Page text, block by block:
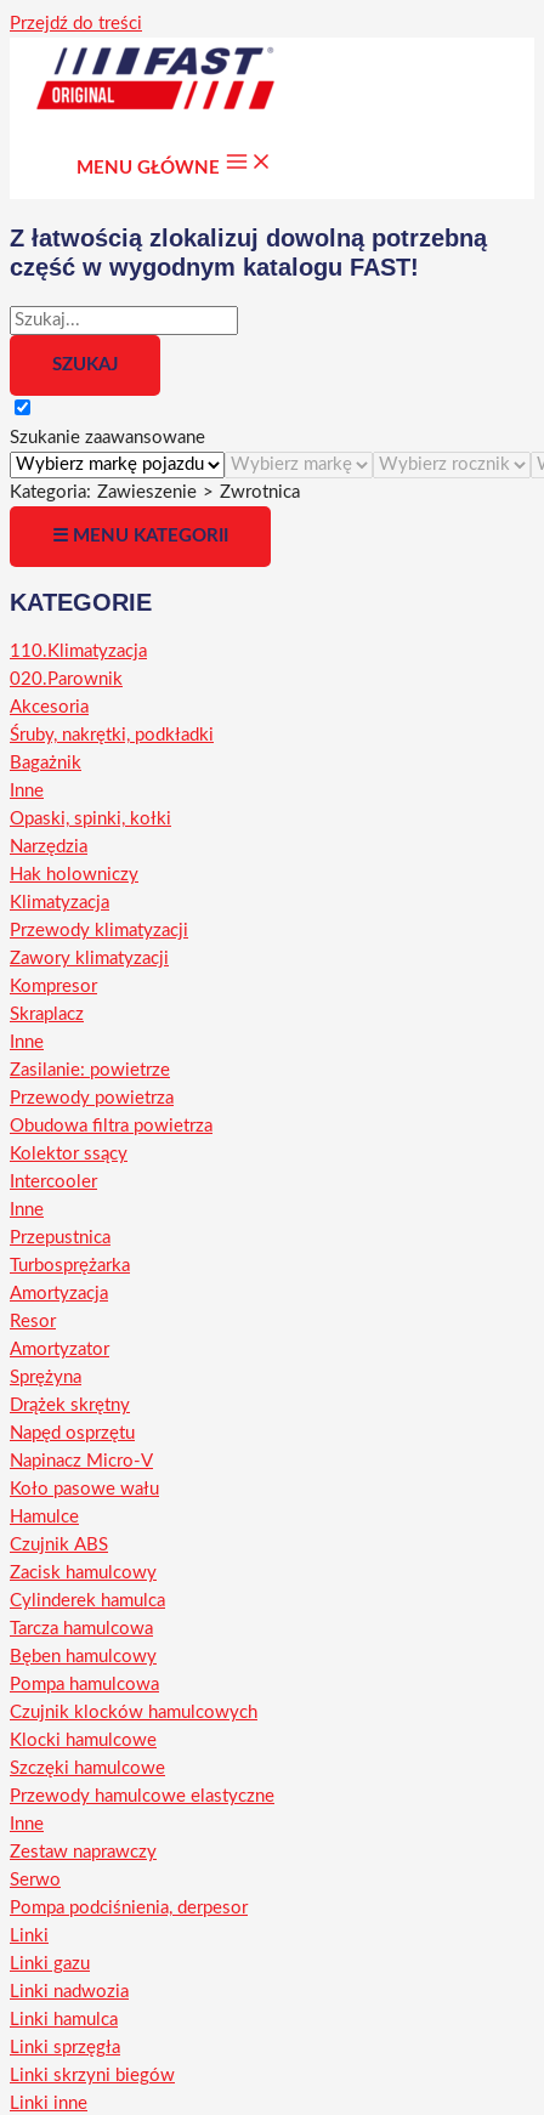
Przejdź do treści
MENU GŁÓWNE
Z łatwością zlokalizuj dowolną potrzebną
część w wygodnym katalogu FAST!
Szukanie zaawansowane
Kategoria: Zawieszenie > Zwrotnica
☰ MENU KATEGORII
KATEGORIE
110.Klimatyzacja
020.Parownik
Akcesoria
Śruby, nakrętki, podkładki
Bagażnik
Inne
Opaski, spinki, kołki
Narzędzia
Hak holowniczy
Klimatyzacja
Przewody klimatyzacji
Zawory klimatyzacji
Kompresor
Skraplacz
Inne
Zasilanie: powietrze
Przewody powietrza
Obudowa filtra powietrza
Kolektor ssący
Intercooler
Inne
Przepustnica
Turbosprężarka
Amortyzacja
Resor
Amortyzator
Sprężyna
Drążek skrętny
Napęd osprzętu
Napinacz Micro-V
Koło pasowe wału
Hamulce
Czujnik ABS
Zacisk hamulcowy
Cylinderek hamulca
Tarcza hamulcowa
Bęben hamulcowy
Pompa hamulcowa
Czujnik klocków hamulcowych
Klocki hamulcowe
Szczęki hamulcowe
Przewody hamulcowe elastyczne
Inne
Zestaw naprawczy
Serwo
Pompa podciśnienia, derpesor
Linki
Linki gazu
Linki nadwozia
Linki hamulca
Linki sprzęgła
Linki skrzyni biegów
Linki inne